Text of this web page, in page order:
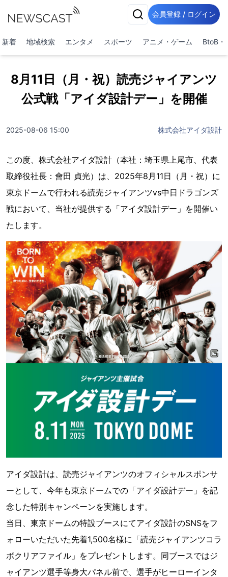
会員登録 / ログイン
新着 地域検索 エンタメ スポーツ アニメ・ゲーム BtoB・
8月11日（月・祝）読売ジャイアンツ
公式戦「アイダ設計デー」を開催
2025-08-06 15:00 株式会社アイダ設計
この度、株式会社アイダ設計（本社：埼玉県上尾市、代表
取締役社長：會田 貞光）は、2025年8月11日（月・祝）に
東京ドームで行われる読売ジャイアンツvs中日ドラゴンズ
戦において、当社が提供する「アイダ設計デー」を開催い
たします。
アイダ設計は、読売ジャイアンツのオフィシャルスポンサ
ーとして、今年も東京ドームでの「アイダ設計デー」を記
念した特別キャンペーンを実施します。
当日、東京ドームの特設ブースにてアイダ設計のSNSをフ
ォローいただいた先着1,500名様に「読売ジャイアンツコラ
ボクリアファイル」をプレゼントします。同ブースではジ
ャイアンツ選手等身大パネル前で、選手がヒーローインタ